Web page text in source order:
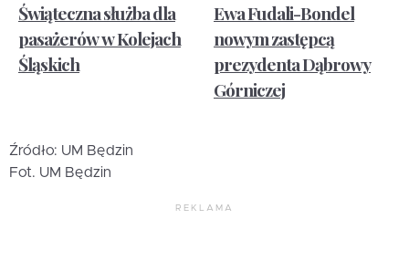
Świąteczna służba dla
pasażerów w Kolejach
Śląskich
Ewa Fudali-Bondel
nowym zastępcą
prezydenta Dąbrowy
Górniczej
Źródło: UM Będzin
Fot. UM Będzin
REKLAMA